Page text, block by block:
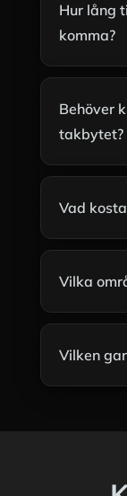
Hur lång
komma?
Behöver
takbytet?
Vad
Vilka
Vilken